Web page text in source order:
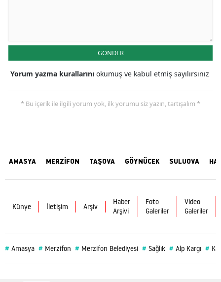
GÖNDER
Yorum yazma kurallarını okumuş ve kabul etmiş sayılırsınız
* Bu içerik ile ilgili yorum yok, ilk yorumu siz yazın, tartışalım *
AMASYA MERZİFON TAŞOVA GÖYNÜCEK SULUOVA
Künye İletişim Arşiv
Haber
Arşivi
Foto
Galeriler
Video
Galeriler
# Amasya # Merzifon # Merzifon Belediyesi # Sağlık # Alp Kargı #